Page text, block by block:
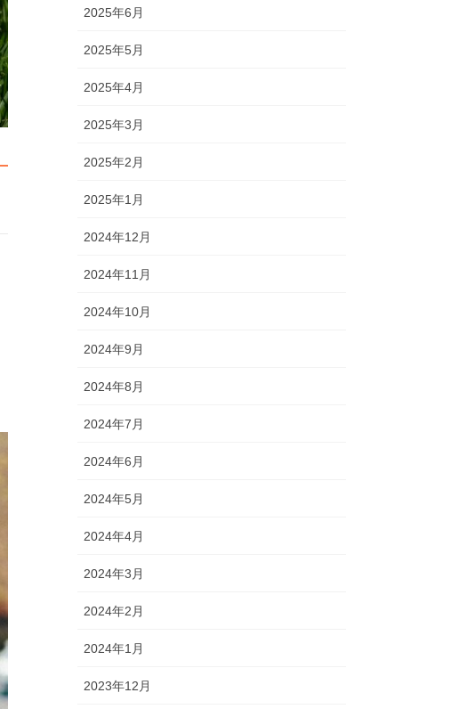
2025年6月
2025年5月
2025年4月
2025年3月
2025年2月
2025年1月
2024年12月
2024年11月
2024年10月
2024年9月
2024年8月
2024年7月
2024年6月
2024年5月
2024年4月
2024年3月
2024年2月
2024年1月
2023年12月